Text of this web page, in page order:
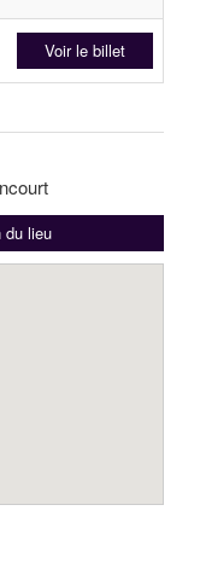
Voir le billet
du lieu